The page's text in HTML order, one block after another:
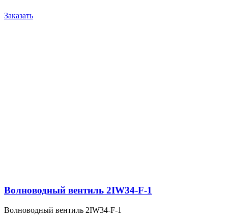
Заказать
Волноводный вентиль 2IW34-F-1
Волноводный вентиль 2IW34-F-1